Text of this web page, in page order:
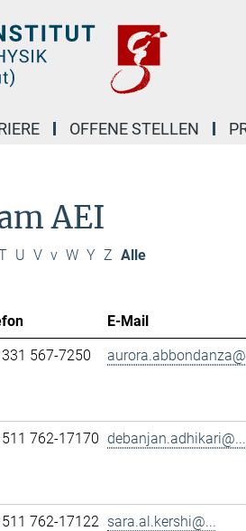
OFFENE STELLEN
AEI
U V v W Y Z Alle
E-Mail
567-7250
762-17170 debanjan.adhikari@...
762-17122 sara.al.kershi@...